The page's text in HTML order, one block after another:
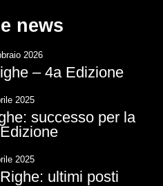
news
2026
– 4a Edizione
2025
successo per la
2025
ultimi posti